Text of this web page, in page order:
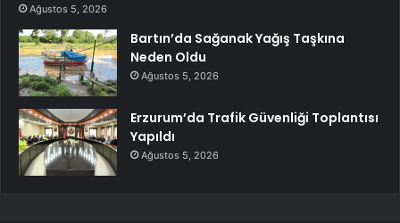
Ağustos 5, 2026
Bartın’da Sağanak Yağış Taşkına
Neden Oldu
Ağustos 5, 2026
Erzurum’da Trafik Güvenliği Toplantısı
Yapıldı
Ağustos 5, 2026